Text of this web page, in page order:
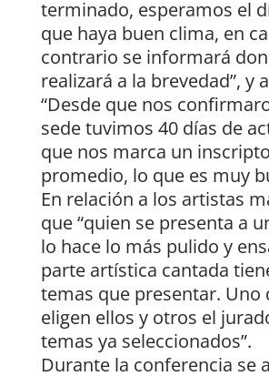
terminado, esperamos el
que haya buen clima, en
contrario se informará
realizará a la brevedad”, y
“Desde que nos
sede tuvimos 40 días de
que nos marca un
promedio, lo que es muy
En relación a los artistas
que “quien se presenta a
lo hace lo más pulido y
parte artística cantada
temas que presentar. Uno
eligen ellos y otros el
temas ya seleccionados”.
Durante la conferencia se